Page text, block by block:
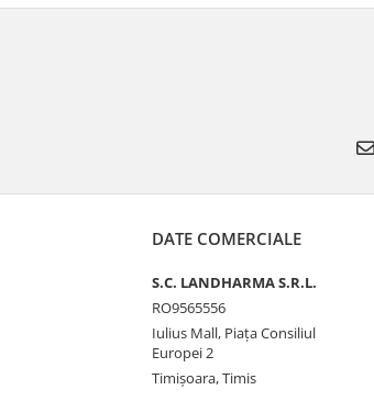
DATE COMERCIALE
S.C. LANDHARMA S.R.L.
RO9565556
Iulius Mall, Piața Consiliul
Europei 2
Timișoara, Timis